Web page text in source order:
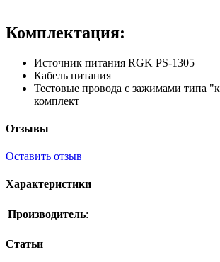
Комплектация:
Источник питания RGK PS-1305
Кабель питания
Тестовые провода с зажимами типа
комплект
Отзывы
Оставить отзыв
Характеристики
Производитель:
Статьи